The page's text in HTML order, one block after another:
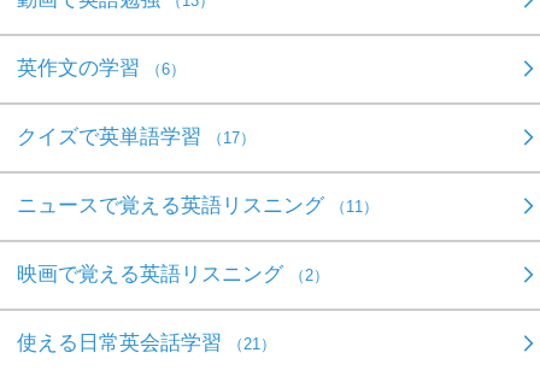
英作文の学習 （6）
クイズで英単語学習 （17）
ニュースで覚える英語リスニング （11）
映画で覚える英語リスニング （2）
使える日常英会話学習 （21）